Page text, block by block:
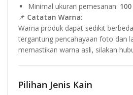
Minimal ukuran pemesanan:
📌 Catatan Warna:
Warna produk dapat sedikit
tergantung pencahayaan foto dan
memastikan warna asli, silakan
Pilihan Jenis Kain